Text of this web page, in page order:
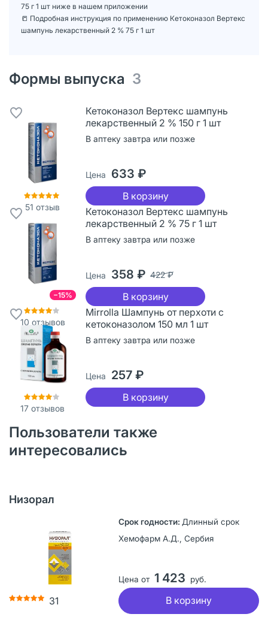
75 г 1 шт ниже в нашем приложении
📒 Подробная инструкция по применению Кетоконазол Вертекс
шампунь лекарственный 2 % 75 г 1 шт
Формы выпуска 3
51 отзыв
Кетоконазол Вертекс шампунь
лекарственный 2 % 150 г 1 шт
В аптеку завтра или позже
Цена 633 ₽
В корзину
−15%
10 отзывов
Кетоконазол Вертекс шампунь
лекарственный 2 % 75 г 1 шт
В аптеку завтра или позже
Цена 358 ₽ 422 ₽
В корзину
17 отзывов
Mirrolla Шампунь от перхоти с
кетоконазолом 150 мл 1 шт
В аптеку завтра или позже
Цена 257 ₽
В корзину
Пользователи также
интересовались
Низорал
31
Длинный срок
Хемофарм А.Д., Сербия
Цена от 1 423 руб.
В корзину